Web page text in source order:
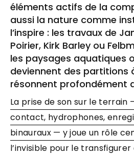
éléments actifs de la
aussi la nature comme
l’inspire : les travaux de
Poirier, Kirk Barley ou
les paysages aquatiques
deviennent des partitions
résonnent profondément
La prise de son sur le terrain
contact, hydrophones,
binauraux — y joue un rôle
l’invisible pour le transfigurer